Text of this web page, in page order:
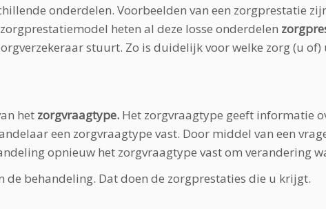
onderdelen. Voorbeelden van een zorgprestatie
heten al deze losse onderdelen
stuurt. Zo is duidelijk voor welke zorg (u
het zorgvraagtype. Het zorgvraagtype geeft informatie
een zorgvraagtype vast. Door middel van een
opnieuw het zorgvraagtype vast om verandering
behandeling. Dat doen de zorgprestaties die u krijgt.